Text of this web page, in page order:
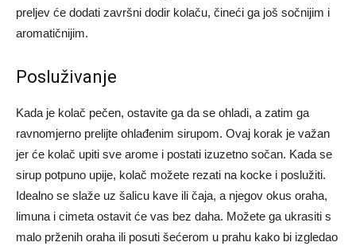
preljev će dodati završni dodir kolaču, čineći ga još sočnijim i
aromatičnijim.
Posluživanje
Kada je kolač pečen, ostavite ga da se ohladi, a zatim ga
ravnomjerno prelijte ohlađenim sirupom. Ovaj korak je važan
jer će kolač upiti sve arome i postati izuzetno sočan. Kada se
sirup potpuno upije, kolač možete rezati na kocke i poslužiti.
Idealno se slaže uz šalicu kave ili čaja, a njegov okus oraha,
limuna i cimeta ostavit će vas bez daha. Možete ga ukrasiti s
malo prženih oraha ili posuti šećerom u prahu kako bi izgledao